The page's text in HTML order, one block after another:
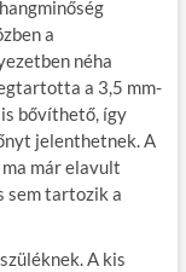
a
néha
a 3,5 mm-
bővíthető, így
jelenthetnek. A
már elavult
sem tartozik a
A kis